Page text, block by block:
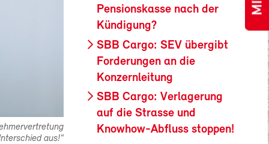
aus!"
Pensionskasse nach der
Kündigung?
SBB Cargo: SEV übergibt
Forderungen an die
Konzernleitung
SBB Cargo: Verlagerung
auf die Strasse und
Knowhow-Abfluss stoppen!